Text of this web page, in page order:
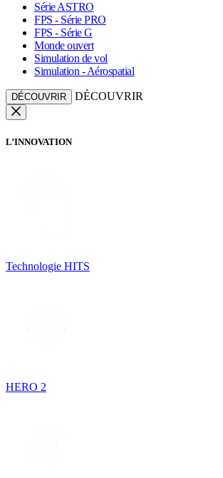
Série ASTRO
FPS - Série PRO
FPS - Série G
Monde ouvert
Simulation de vol
Simulation - Aérospatial
DÉCOUVRIR DÉCOUVRIR
L’INNOVATION
Technologie HITS
HERO 2